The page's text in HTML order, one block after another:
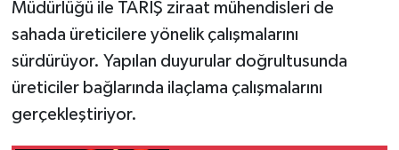
Müdürlüğü ile TARİŞ ziraat mühendisleri de
sahada üreticilere yönelik çalışmalarını
sürdürüyor. Yapılan duyurular doğrultusunda
üreticiler bağlarında ilaçlama çalışmalarını
gerçekleştiriyor.